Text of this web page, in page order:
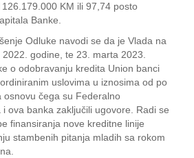
KM ili 97,74 posto
Banke.
Odluke navodi se da je Vlada na
godine, te 23. marta 2023.
o odobravanju kredita Union banci
uslovima u iznosima od po
osnovu čega su Federalno
ova banka zaključili ugovore. Radi se
finansiranja nove kreditne linije
stambenih pitanja mladih sa rokom